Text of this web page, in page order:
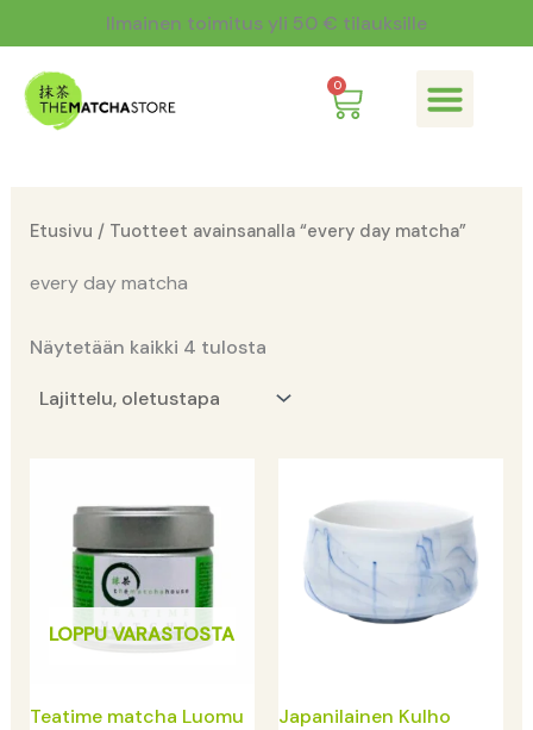
sisältöön
Ilmainen toimitus yli 50 € tilauksille
0
Cart
Etusivu / Tuotteet avainsanalla “every day matcha”
every day matcha
Näytetään kaikki 4 tulosta
LOPPU VARASTOSTA
Teatime matcha Luomu
Japanilainen Kulho